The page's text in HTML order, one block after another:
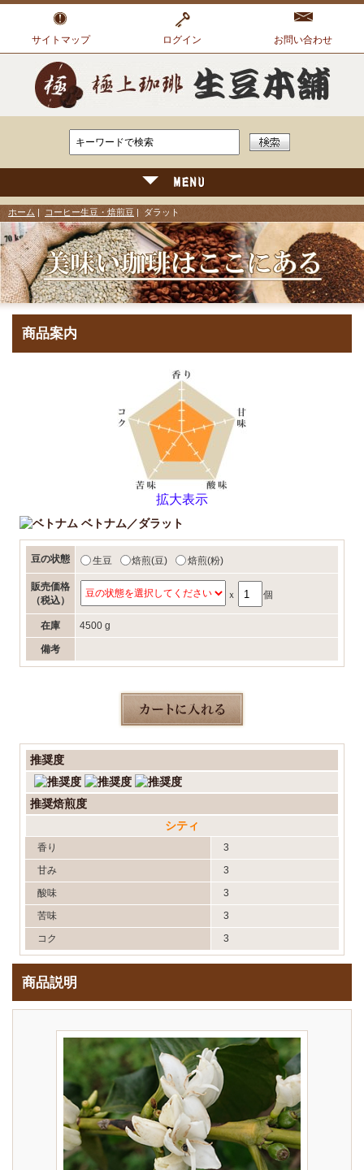
サイトマップ ログイン お問い合わせ
ホーム コーヒー生豆・焙煎豆 | ダラット
商品案内
拡大表示
ベトナム／ダラット
豆の状態 生豆 焙煎(豆) 焙煎(粉)
販売価格
（税込）
ｘ 個
在庫 4500 g
備考
推奨度
推奨焙煎度
シティ
香り
3
甘み
3
酸味
3
苦味
3
コク
3
商品説明